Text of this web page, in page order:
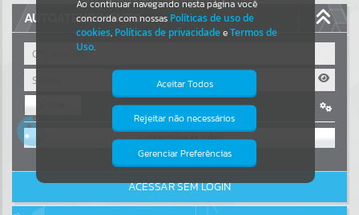
Por favor, aguarde...
Por favor, aguarde...
Por favor, aguarde...
AUTOATENDIMENTO
OU
Cadastre-se|Recuperar Senha
ACESSAR SEM LOGIN
Ao continuar navegando nesta página você
concorda com nossas Políticas de uso de
cookies, Políticas de privacidadeeTermos de
Uso.
Aceitar Todos
Rejeitar não necessários
Gerenciar Preferências
Isto significa que diversos recursos
providenciados poderão não estar